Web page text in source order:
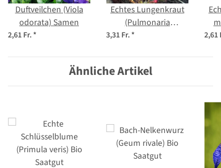
Duftveilchen (Viola
odorata) Samen
2,61 Fr.*
Echtes Lungenkraut
(Pulmonaria
officinalis) Bio Saatgut
3,31 Fr.* 2,61
Ähnliche Artikel